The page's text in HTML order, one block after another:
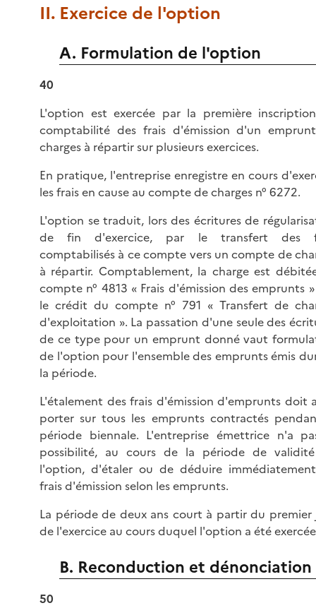
II. Exercice de l'option
A. Formulation de l'option
40
L'option est exercée par la première
comptabilité des frais d'émission d'un
charges à répartir sur plusieurs exercices.
En pratique, l'entreprise enregistre en cours
les frais en cause au compte de charges n° 6272.
L'option se traduit, lors des écritures de
de fin d'exercice, par le transfert des
comptabilisés à ce compte vers un compte de
à répartir. Comptablement, la charge est
compte n° 4813 « Frais d'émission des emprunts
le crédit du compte n° 791 « Transfert de
d'exploitation ». La passation d'une seule des
de ce type pour un emprunt donné vaut
de l'option pour l'ensemble des emprunts émis
la période.
L'étalement des frais d'émission d'emprunts doit
porter sur tous les emprunts contractés
période biennale. L'entreprise émettrice n'a
possibilité, au cours de la période de
l'option, d'étaler ou de déduire
frais d'émission selon les emprunts.
La période de deux ans court à partir du premier
de l'exercice au cours duquel l'option a été
B. Reconduction et dénonciation
50